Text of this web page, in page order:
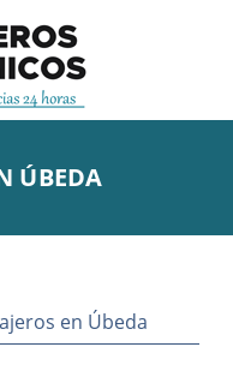
ÚBEDA
en Úbeda